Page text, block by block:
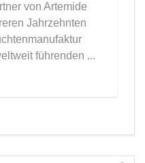
von Artemide
Jahrzehnten
führenden ...